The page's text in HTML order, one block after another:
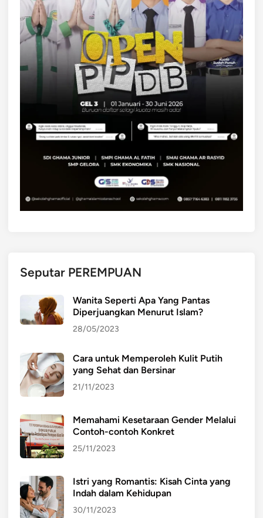
Seputar PEREMPUAN
Wanita Seperti Apa Yang Pantas
Diperjuangkan Menurut Islam?
28/05/2023
Cara untuk Memperoleh Kulit Putih
yang Sehat dan Bersinar
21/11/2023
Memahami Kesetaraan Gender Melalui
Contoh-contoh Konkret
25/11/2023
Istri yang Romantis: Kisah Cinta yang
Indah dalam Kehidupan
30/11/2023